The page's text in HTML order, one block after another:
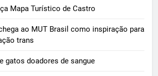
Mapa Turístico de Castro
ao MUT Brasil como inspiração para
trans
gatos doadores de sangue